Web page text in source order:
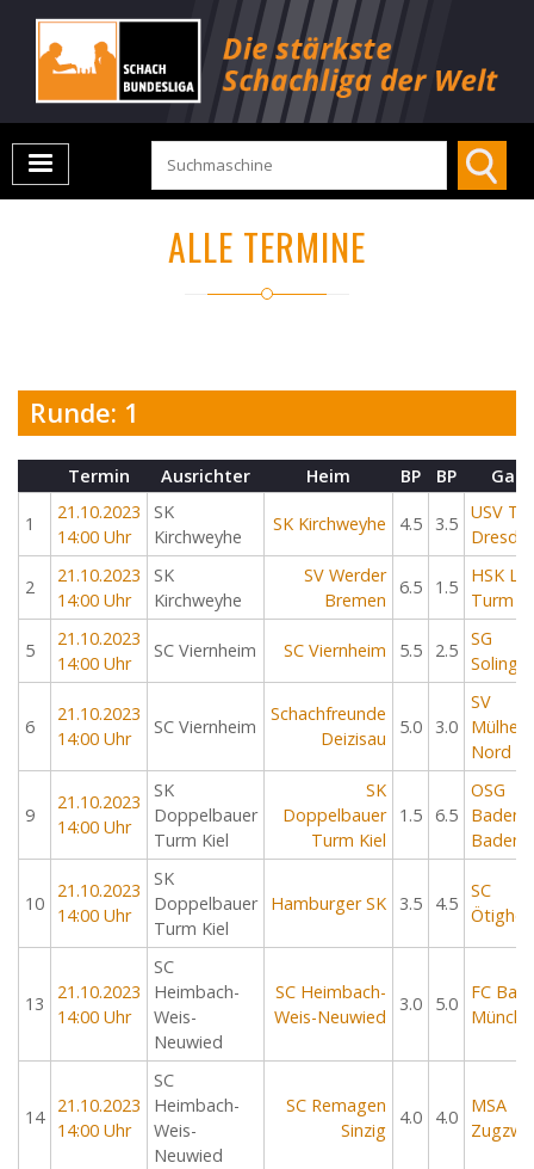
ALLE TERMINE
Runde: 1
Termin Ausrichter Heim BP BP Gast
1
21.10.2023
14:00 Uhr
SK
Kirchweyhe
SK Kirchweyhe 4.5 3.5
USV TU
2
21.10.2023
14:00 Uhr
SK
Kirchweyhe
SV Werder
Bremen
6.5 1.5
HSK
Turm
5
21.10.2023
14:00 Uhr
SC Viernheim SC Viernheim 5.5 2.5
SG
6
21.10.2023
14:00 Uhr
SC Viernheim
Schachfreunde
Deizisau
5.0 3.0
SV
Nord
9
21.10.2023
14:00 Uhr
SK
Doppelbauer
Turm Kiel
SK
Doppelbauer
Turm Kiel
1.5 6.5
OSG
Baden-
Baden
10
21.10.2023
14:00 Uhr
SK
Doppelbauer
Turm Kiel
Hamburger SK 3.5 4.5
SC
13
21.10.2023
14:00 Uhr
SC
Heimbach-
Weis-
Neuwied
SC Heimbach-
Weis-Neuwied
3.0 5.0
FC
14
21.10.2023
14:00 Uhr
SC
Heimbach-
Weis-
Neuwied
SC Remagen
Sinzig
4.0 4.0
MSA